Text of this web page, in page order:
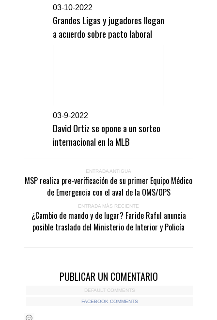
03-10-2022
Grandes Ligas y jugadores llegan
a acuerdo sobre pacto laboral
03-9-2022
David Ortiz se opone a un sorteo
internacional en la MLB
ENTRADA ANTIGUA
MSP realiza pre-verificación de su primer Equipo Médico
de Emergencia con el aval de la OMS/OPS
ENTRADA MÁS RECIENTE
¿Cambio de mando y de lugar? Faride Raful anuncia
posible traslado del Ministerio de Interior y Policía
PUBLICAR UN COMENTARIO
DEFAULT COMMENTS
FACEBOOK COMMENTS